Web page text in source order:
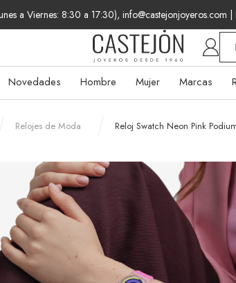
a Viernes: 8:30 a 17:30), info@castejonjoyeros.com |
Novedades Hombre Mujer Marcas
Relojes de Moda Reloj Swatch Neon Pink